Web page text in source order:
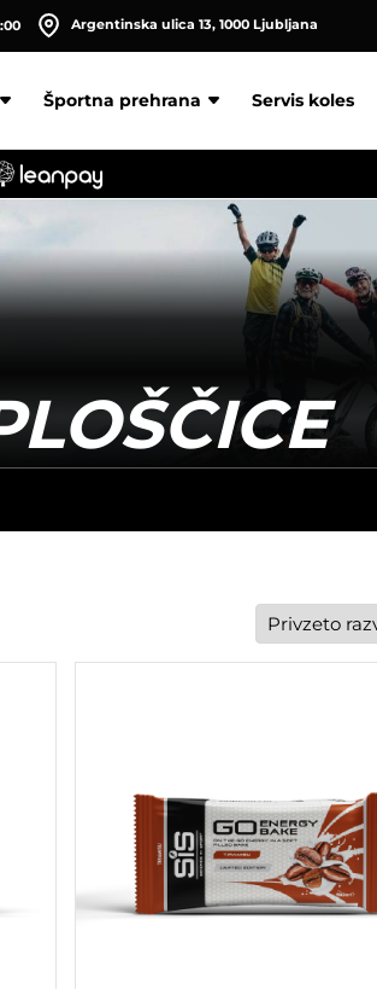
Argentinska ulica 13, 1000 Ljubljana
Športna prehrana Servis koles